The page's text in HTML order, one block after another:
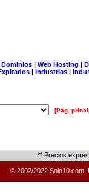
| Web Hosting |
| Industrias |
[Pág.
** Precios
© 2002/2022 Solo10.com